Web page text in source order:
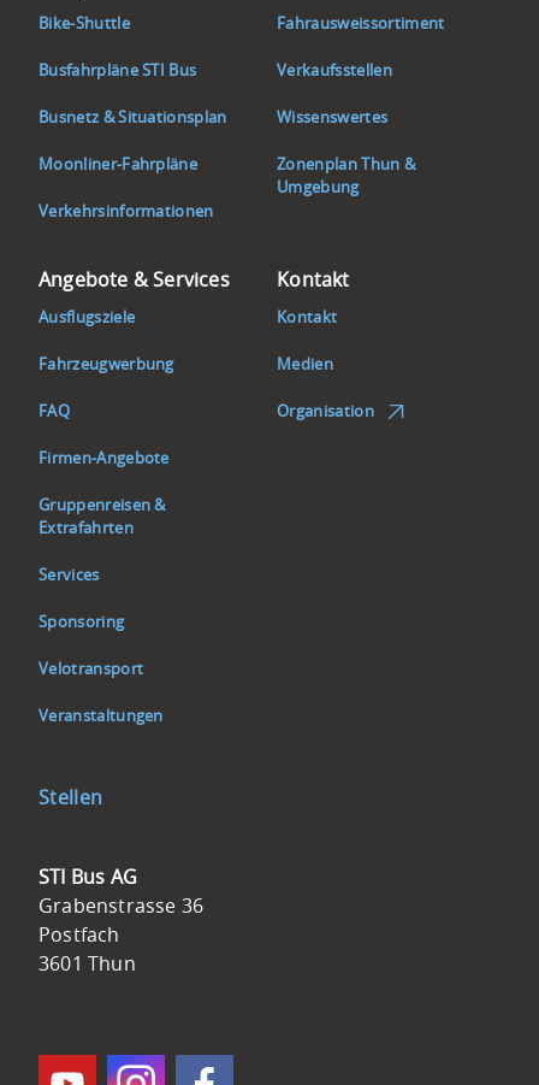
Bike-Shuttle
Busfahrpläne STI Bus
Busnetz & Situationsplan
Moonliner-Fahrpläne
Verkehrsinformationen
Fahrausweissortiment
Verkaufsstellen
Wissenswertes
Zonenplan Thun &
Umgebung
Angebote & Services
Ausflugsziele
Fahrzeugwerbung
FAQ
Firmen-Angebote
Gruppenreisen &
Extrafahrten
Services
Sponsoring
Velotransport
Veranstaltungen
Kontakt
Kontakt
Medien
Organisation
Stellen
Kontakt
STI
Bus
AG
STI Bus AG
Grabenstrasse 36
Postfach
3601 Thun